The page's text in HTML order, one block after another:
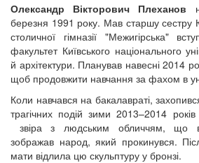
Олександр Вікторович Плеханов
березня 1991 року. Мав старшу сестру
столичної гімназії "Межигірська"
факультет Київського національного
й архітектури. Планував навесні 2014
щоб продовжити навчання за фахом в
Коли навчався на бакалавраті,
трагічних подій зими 2013–2014
звіра з людським обличчям, що
зображав народ, який прокинувся.
мати відлила цю скульптуру у бронзі.